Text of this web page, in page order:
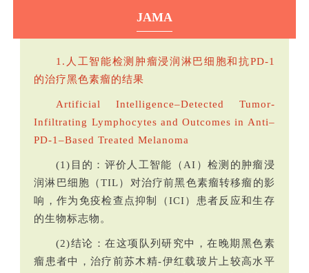
JAMA
1.人工智能检测肿瘤浸润淋巴细胞和抗PD-1
的治疗黑色素瘤的结果
Artificial Intelligence–Detected Tumor-
Infiltrating Lymphocytes and Outcomes in Anti–
PD-1–Based Treated Melanoma
(1)目的：评价人工智能（AI）检测的肿瘤浸
润淋巴细胞（TIL）对治疗前黑色素瘤转移瘤的影
响，作为免疫检查点抑制（ICI）患者反应和生存
的生物标志物。
(2)结论：在这项队列研究中，在晚期黑色素
瘤患者中，治疗前苏木精-伊红载玻片上较高水平